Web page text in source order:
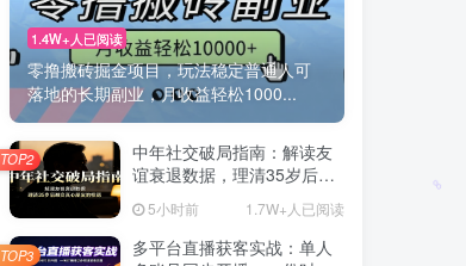
1.4W+人已阅读
零撸搬砖掘金项目，玩法稳定普通人可
落地的长期副业，月收益轻松1000...
中年社交破局指南：解读友
谊衰退数据，理清35岁后难
5小时前 1.7W+人已阅读
TOP2
多平台直播获客实战：单人
TOP3